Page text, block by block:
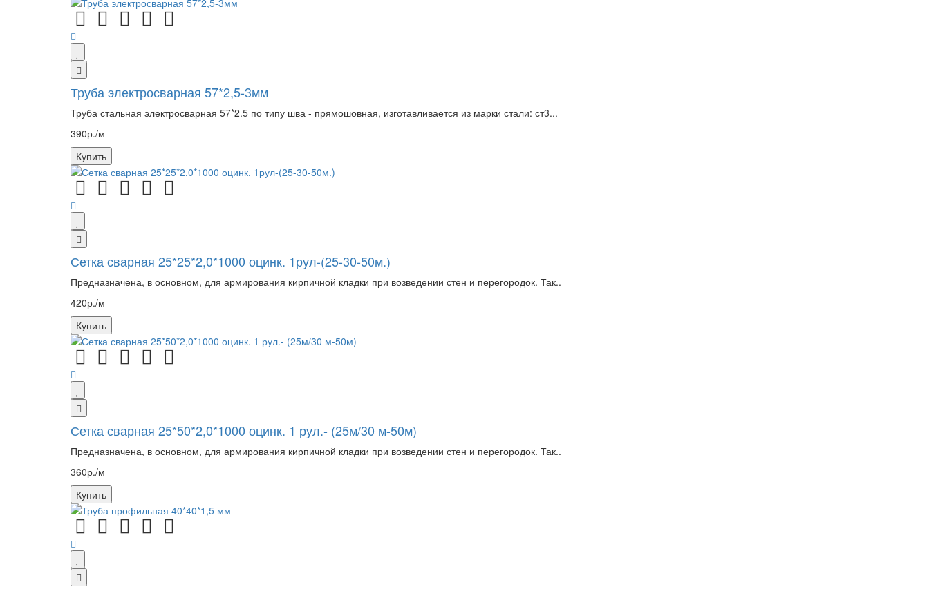
Труба электросварная 57*2,5-3мм
Труба стальная электросварная 57*2.5 по типу шва - прямошовная, изготавливается из марки стали: ст3...
390р./м
Купить
Сетка сварная 25*25*2,0*1000 оцинк. 1рул-(25-30-50м.)
Предназначена, в основном, для армирования кирпичной кладки при возведении стен и перегородок. Так..
420р./м
Купить
Сетка сварная 25*50*2,0*1000 оцинк. 1 рул.- (25м/30 м-50м)
Предназначена, в основном, для армирования кирпичной кладки при возведении стен и перегородок. Так..
360р./м
Купить